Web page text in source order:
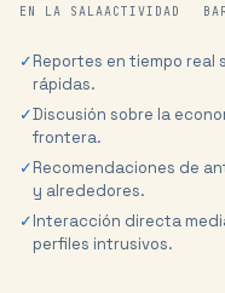
EN LA SALAACTIVIDAD
✓Reportes en tiempo real
rápidas.
✓Discusión sobre la
frontera.
✓Recomendaciones de
y alrededores.
✓Interacción directa
perfiles intrusivos.